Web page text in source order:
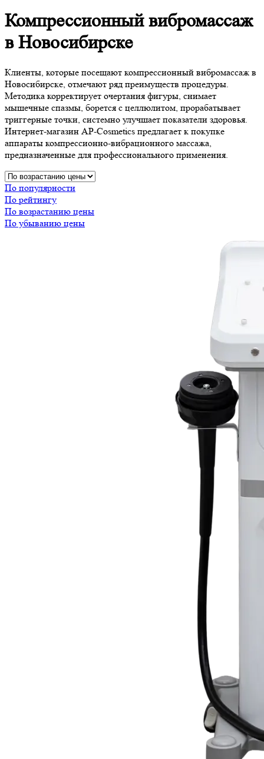
Компрессионный вибромассаж
в Новосибирске
Клиенты, которые посещают компрессионный вибромассаж в
Новосибирске, отмечают ряд преимуществ процедуры.
Методика корректирует очертания фигуры, снимает
мышечные спазмы, борется с целлюлитом, прорабатывает
триггерные точки, системно улучшает показатели здоровья.
Интернет-магазин AP-Cosmetics предлагает к покупке
аппараты компрессионно-вибрационного массажа,
предназначенные для профессионального применения.
По популярности
По рейтингу
По возрастанию цены
По убыванию цены